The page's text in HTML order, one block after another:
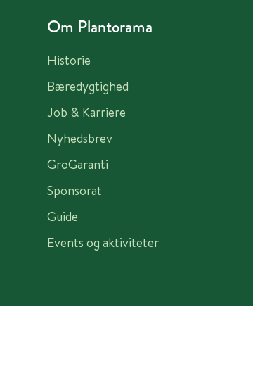
Om Plantorama
Historie
Bæredygtighed
Job & Karriere
Nyhedsbrev
GroGaranti
Sponsorat
Guide
Events og aktiviteter